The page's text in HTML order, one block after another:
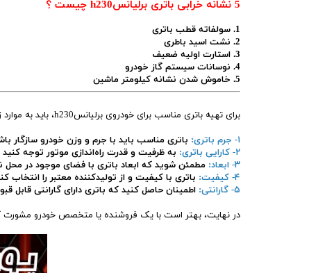
5 نشانه خرابی باتری برلیانسh230 چیست ؟
1. سولفاته قطب باتری
2. نشت اسید باطری
3. استارت اولیه ضعیف
4. نوسانات سیستم گاز خودرو
5. خاموش شدن نشانه کیلومتر ماشین
برای تهیه باتری مناسب برای خودروی برلیانسh230، باید به موارد زیر توجه کنید:
۱- جرم باتری:
باتری مناسب باید با جرم و وزن خودرو سازگار
۲- کارایی باتری:
به ظرفیت و قدرت راه‌اندازی موتور توجه کنید
۳- ابعاد:
مطمئن شوید که ابعاد باتری با فضای موجود در
۴- کیفیت:
باتری با کیفیت و از تولیدکننده معتبر را
۵- گارانتی:
اطمینان حاصل کنید که باتری دارای گارانتی
در نهایت، بهتر است با یک فروشنده یا متخصص خودرو مشورت